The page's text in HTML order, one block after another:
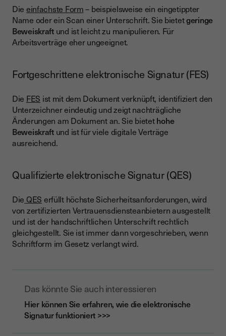
Die einfachste Form– beispielsweise ein eingetippter
Name oder ein Scan einer Unterschrift. Sie bietetgeringe
Beweiskraftund ist leicht zu manipulieren. Für
Arbeitsverträge eher ungeeignet.
Fortgeschrittene elektronische Signatur (FES)
Die FES ist mit dem Dokument verknüpft, identifiziert den
Unterzeichner eindeutig und zeigt nachträgliche
Änderungen am Dokument an. Sie bietethohe
Beweiskraftund ist für viele digitale Verträge
ausreichend.
Qualifizierte elektronische Signatur (QES)
Die QES erfüllt höchste Sicherheitsanforderungen, wird
von zertifizierten Vertrauensdiensteanbietern ausgestellt
und ist der handschriftlichen Unterschrift rechtlich
gleichgestellt. Sie ist immer dann vorgeschrieben, wenn
Schriftform im Gesetz verlangt wird.
Das könnte Sie auch interessieren
Hier können Sie erfahren, wie die elektronische
Signatur funktioniert >>>